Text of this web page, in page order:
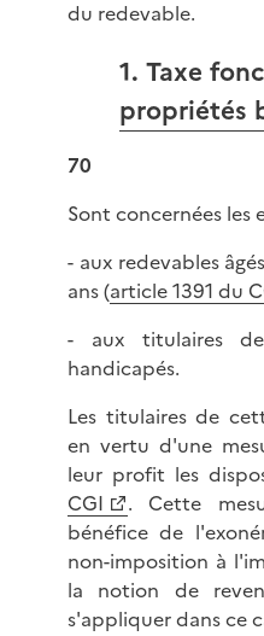
du redevable.
1. Taxe
propriétés
70
Sont concernées les
- aux redevables
ans (article 1391 du
- aux titulaires
handicapés.
Les titulaires de
en vertu d'une
leur profit les
CGI
. Cette
bénéfice de
non-imposition à
la notion de
s'appliquer dans ce